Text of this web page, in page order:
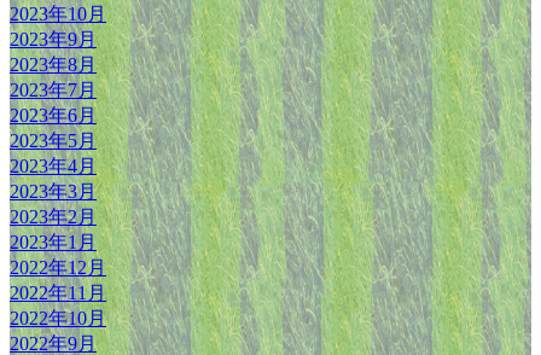
2023年10月
2023年9月
2023年8月
2023年7月
2023年6月
2023年5月
2023年4月
2023年3月
2023年2月
2023年1月
2022年12月
2022年11月
2022年10月
2022年9月